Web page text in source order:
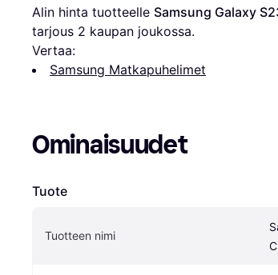
Alin hinta tuotteelle Samsung Galaxy
tarjous 2 kaupan joukossa.
Vertaa:
Samsung Matkapuhelimet
Ominaisuudet
Tuote
Tuotteen nimi